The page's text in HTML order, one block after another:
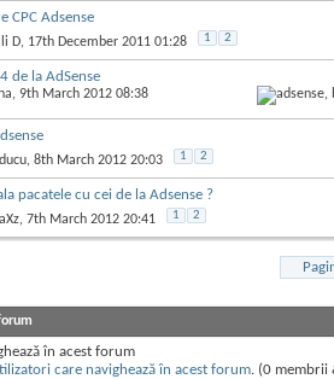
CPC Adsense
D, 17th December 2011 01:28 1 2
de la AdSense
, 9th March 2012 08:38
, 8th March 2012 20:03 1 2
pacatele cu cei de la Adsense ?
, 7th March 2012 20:41 1 2
în acest forum
care navighează în acest forum. (0 membrii